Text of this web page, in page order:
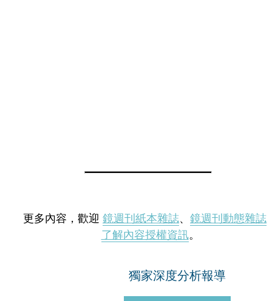
更多內容，歡迎 鏡週刊紙本雜誌、 鏡週刊動態雜誌
了解內容授權資訊。
獨家深度分析報導